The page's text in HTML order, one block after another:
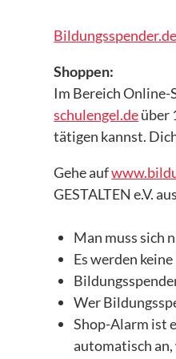
Peace Cathedral Tbilisi
ÜBER UNS
WIR GESTALTEN e.V.
Kinderschutz
GESTALTEN Vorgestellt
PROJEKTE
Abgeschlossene
– Patenschaften -
Bildungsspender.de
Shoppen:
Im Bereich Online-
schulengel.deüber
tätigen kannst.
Gehe auf
GESTALTEN e.V.
Man muss sich
Es werden
Wer
Shop-Alarm ist
automatisch